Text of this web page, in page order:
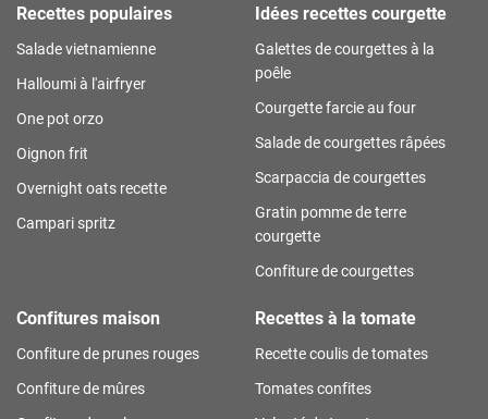
Recettes populaires
Salade vietnamienne
Halloumi à l'airfryer
One pot orzo
Oignon frit
Overnight oats recette
Campari spritz
Idées recettes courgette
Galettes de courgettes à la
poêle
Courgette farcie au four
Salade de courgettes râpées
Scarpaccia de courgettes
Gratin pomme de terre
courgette
Confiture de courgettes
Confitures maison
Confiture de prunes rouges
Confiture de mûres
Recettes à la tomate
Recette coulis de tomates
Tomates confites